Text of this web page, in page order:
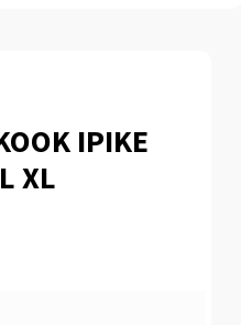
IPIKE
XL